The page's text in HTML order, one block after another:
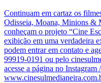
Continuam em cartaz os
Odisseia, Moana, Minions &
conheçam o projeto “Cine
exibição em uma verdadeira
podem entrar em contato e
99919-0191 ou pelo
acesse a página no